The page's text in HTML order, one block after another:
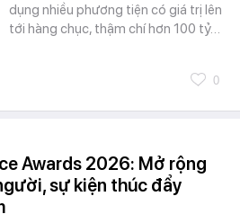
dụng nhiều phương tiện có giá trị lên
tới hàng chục, thậm chí hơn 100 tỷ…
0
Awards 2026: Mở rộng
sự kiện thúc đẩy